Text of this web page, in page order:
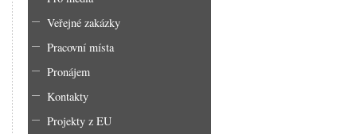
Veřejné zakázky
Pracovní místa
Pronájem
Kontakty
Projekty z EU